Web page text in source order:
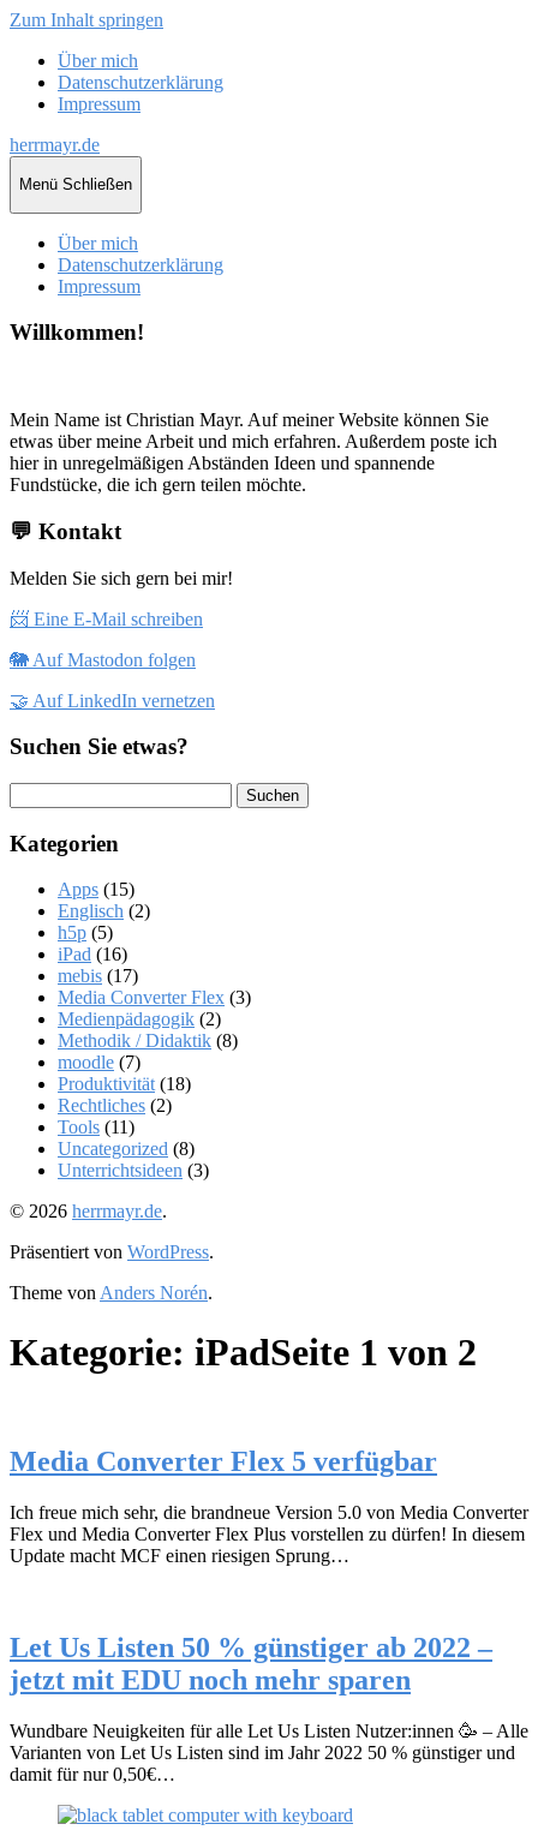
Zum Inhalt springen
Über mich
Datenschutzerklärung
Impressum
herrmayr.de
Menü Schließen
Über mich
Datenschutzerklärung
Impressum
Willkommen!
Mein Name ist Christian Mayr. Auf meiner Website können Sie
etwas über meine Arbeit und mich erfahren. Außerdem poste ich
hier in unregelmäßigen Abständen Ideen und spannende
Fundstücke, die ich gern teilen möchte.
💬 Kontakt
Melden Sie sich gern bei mir!
📨 Eine E-Mail schreiben
🐘 Auf Mastodon folgen
🤝 Auf LinkedIn vernetzen
Suchen Sie etwas?
nach:
Kategorien
Apps (15)
Englisch (2)
h5p (5)
iPad (16)
mebis (17)
Media Converter Flex (3)
Medienpädagogik (2)
Methodik / Didaktik (8)
moodle (7)
Produktivität(18)
Rechtliches (2)
Tools (11)
Uncategorized (8)
Unterrichtsideen (3)
© 2026 herrmayr.de.
Präsentiert von WordPress.
Theme vonAnders Norén.
Kategorie: iPadSeite 1 von 2
Media Converter Flex 5 verfügbar
Ich freue mich sehr, die brandneue Version 5.0 von Media Converter
Flex und Media Converter Flex Plus vorstellen zu dürfen! In diesem
Update macht MCF einen riesigen Sprung…
Let Us Listen 50 % günstiger ab 2022 –
jetzt mit EDU noch mehr sparen
Wundbare Neuigkeiten für alle Let Us Listen Nutzer:innen 🥳 – Alle
Varianten von Let Us Listen sind im Jahr 2022 50 % günstiger und
damit für nur 0,50€…